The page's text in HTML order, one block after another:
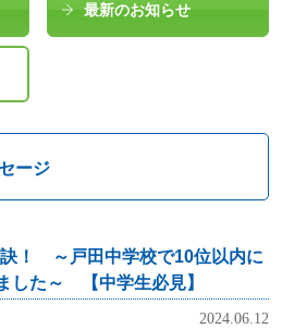
最新のお知らせ
ージ
！ ～戸田中学校で10位以内に
した～ 【中学生必見】
2024.06.12